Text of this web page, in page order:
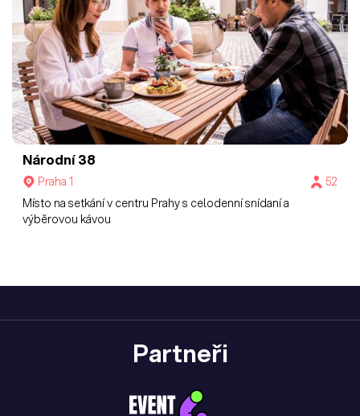
Národní 38
Praha 1
52
Místo na setkání v centru Prahy s celodenní snídaní a
výběrovou kávou
Partneři